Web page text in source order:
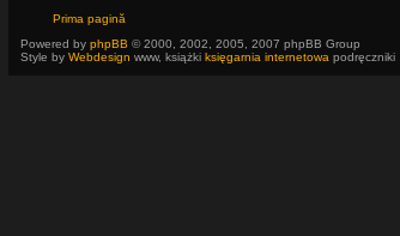
Prima pagină
Powered by phpBB © 2000, 2002, 2005, 2007 phpBB Group
Style by Webdesign www, książki księgarnia internetowa podręczniki